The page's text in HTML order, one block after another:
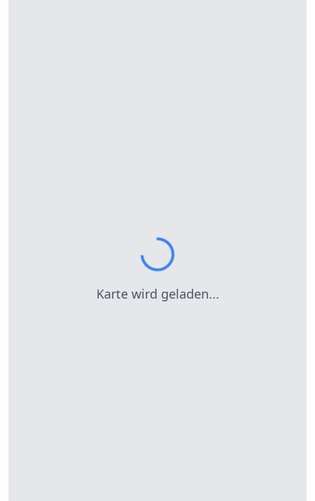
Karte wird geladen...